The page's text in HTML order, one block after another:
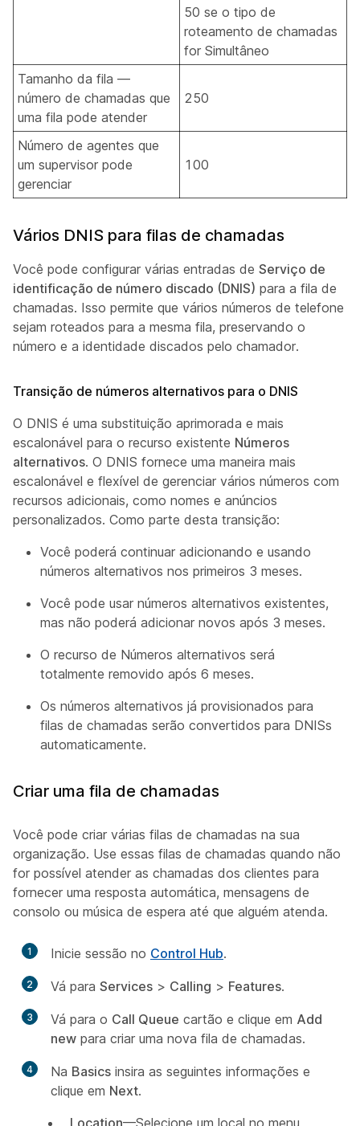
50 se o tipo de
roteamento de chamadas
for Simultâneo
Tamanho da fila —
número de chamadas que
uma fila pode atender
250
Número de agentes que
um supervisor pode
gerenciar
100
Vários DNIS para filas de chamadas
Você pode configurar várias entradas de Serviço de
identificação de número discado (DNIS) para a fila de
chamadas. Isso permite que vários números de telefone
sejam roteados para a mesma fila, preservando o
número e a identidade discados pelo chamador.
Transição de números alternativos para o DNIS
O DNIS é uma substituição aprimorada e mais
escalonável para o recurso existente Números
alternativos. O DNIS fornece uma maneira mais
escalonável e flexível de gerenciar vários números com
recursos adicionais, como nomes e anúncios
personalizados. Como parte desta transição:
Você poderá continuar adicionando e usando
números alternativos nos primeiros 3 meses.
Você pode usar números alternativos existentes,
mas não poderá adicionar novos após 3 meses.
O recurso de Números alternativos será
totalmente removido após 6 meses.
Os números alternativos já provisionados para
filas de chamadas serão convertidos para DNISs
automaticamente.
Criar uma fila de chamadas
Você pode criar várias filas de chamadas na sua
organização. Use essas filas de chamadas quando não
for possível atender as chamadas dos clientes para
fornecer uma resposta automática, mensagens de
consolo ou música de espera até que alguém atenda.
1 Inicie sessão no Control Hub.
2 Vá para Services > Calling > Features.
3 Vá para o Call Queue cartão e clique em Add
new para criar uma nova fila de chamadas.
4 Na Basics insira as seguintes informações e
clique em Next.
Location—Selecione um local no menu